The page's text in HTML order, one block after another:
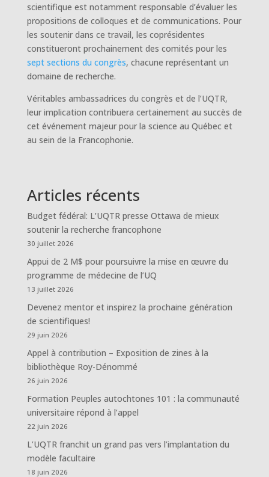
scientifique est notamment responsable d’évaluer les
propositions de colloques et de communications. Pour
les soutenir dans ce travail, les coprésidentes
constitueront prochainement des comités pour les
sept sections du congrès, chacune représentant un
domaine de recherche.
Véritables ambassadrices du congrès et de l’UQTR,
leur implication contribuera certainement au succès de
cet événement majeur pour la science au Québec et
au sein de la Francophonie.
Articles récents
Budget fédéral: L’UQTR presse Ottawa de mieux
soutenir la recherche francophone
30 juillet 2026
Appui de 2 M$ pour poursuivre la mise en œuvre du
programme de médecine de l’UQ
13 juillet 2026
Devenez mentor et inspirez la prochaine génération
de scientifiques!
29 juin 2026
Appel à contribution – Exposition de zines à la
bibliothèque Roy-Dénommé
26 juin 2026
Formation Peuples autochtones 101 : la communauté
universitaire répond à l’appel
22 juin 2026
L’UQTR franchit un grand pas vers l’implantation du
modèle facultaire
18 juin 2026